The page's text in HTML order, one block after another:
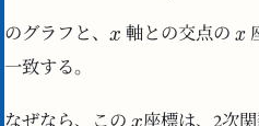
のグラフと、 軸との交点の
一致する。
なぜなら、この 座標は、2次